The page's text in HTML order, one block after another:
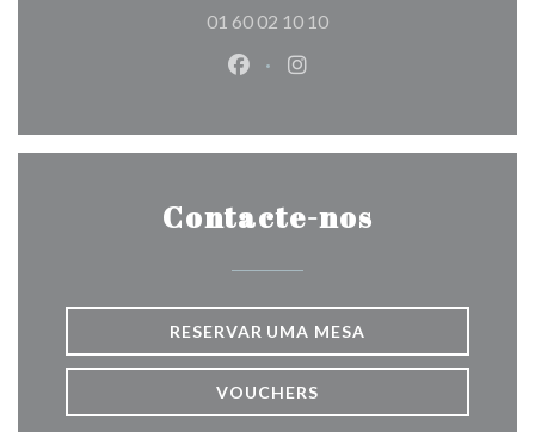
01 60 02 10 10
Facebook ((abre numa nova
Instagram ((abre numa
Contacte-nos
RESERVAR UMA MESA
VOUCHERS